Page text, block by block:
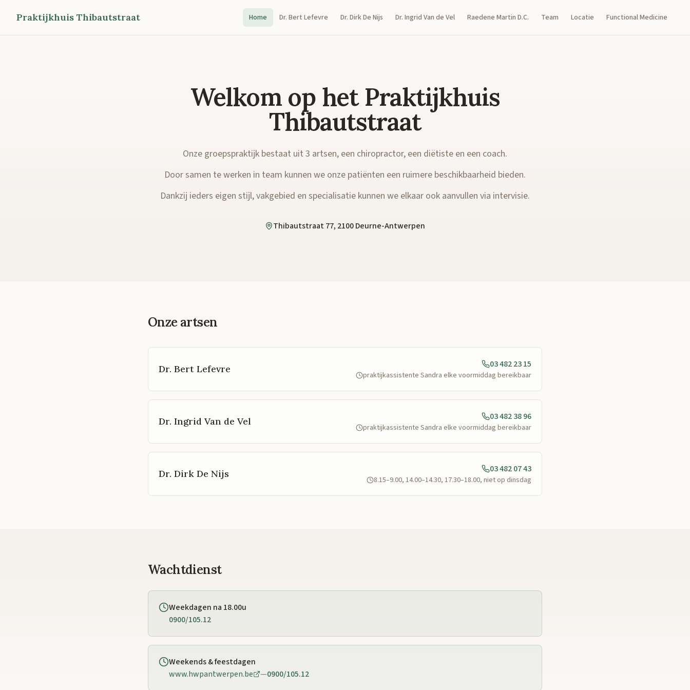
Praktijkhuis Thibautstraat Home Dr. Bert Lefevre Dr. Dirk De Nijs Dr. Ingrid Van de Vel Raedene Martin D.C. Team Locatie Functional Medicine
Welkom op het Praktijkhuis
Thibautstraat
Onze groepspraktijk bestaat uit 3 artsen, een chiropractor, een diëtiste en een coach.
Door samen te werken in team kunnen we onze patiënten een ruimere beschikbaarheid bieden.
Dankzij ieders eigen stijl, vakgebied en specialisatie kunnen we elkaar ook aanvullen via intervisie.
Thibautstraat 77, 2100 Deurne-Antwerpen
Onze artsen
Dr. Bert Lefevre 03 482 23 15
praktijkassistente Sandra elke voormiddag bereikbaar
Dr. Ingrid Van de Vel 03 482 38 96
praktijkassistente Sandra elke voormiddag bereikbaar
Dr. Dirk De Nijs 03 482 07 43
8.15–9.00, 14.00–14.30, 17.30–18.00, niet op dinsdag
Wachtdienst
Weekdagen na 18.00u
0900/105.12
Weekends & feestdagen
www.hwpantwerpen.be
—0900/105.12